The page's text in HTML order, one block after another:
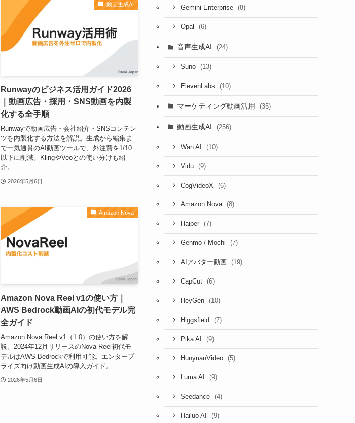
動画生成AI
Runwayのビジネス活用ガイド2026
｜動画広告・採用・SNS動画を内製
化する全手順
Runwayで動画広告・会社紹介・SNSコンテン
ツを内製化する方法を解説。生成から編集ま
で一気通貫のAI動画ツールで、外注費を1/10
以下に削減。KlingやVeoとの使い分けも紹
介。
2026年5月6日
Amazon Nova
Amazon Nova Reel v1の使い方｜
AWS Bedrock動画AIの初代モデル完
全ガイド
Amazon Nova Reel v1（1.0）の使い方を解
説。2024年12月リリースのNova Reel初代モ
デルはAWS Bedrockで利用可能。エンタープ
ライズ向け動画生成AIの導入ガイド。
2026年5月6日
Gemini Enterprise (8)
Opal (6)
音声生成AI (24)
Suno (13)
ElevenLabs (10)
マーケティング動画活用 (35)
動画生成AI (256)
Wan AI (10)
Vidu (9)
CogVideoX (6)
Amazon Nova (8)
Haiper (7)
Genmo / Mochi (7)
AIアバター動画 (19)
CapCut (6)
HeyGen (10)
Higgsfield (7)
Pika AI (9)
HunyuanVideo (5)
Luma AI (9)
Seedance (4)
Hailuo AI (9)